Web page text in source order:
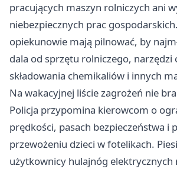
pracujących maszyn rolniczych ani
niebezpiecznych prac
opiekunowie mają pilnować, by
dala od sprzętu rolniczego, narzędzi
składowania chemikaliów i innych
Na wakacyjnej liście zagrożeń nie
Policja przypomina kierowcom o
prędkości, pasach bezpieczeństwa i
przewożeniu dzieci w fotelikach.
użytkownicy hulajnóg elektrycznych